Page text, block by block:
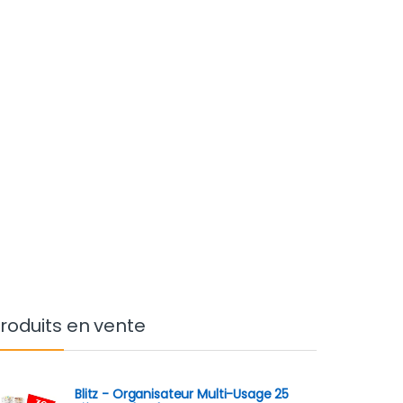
en vente
Blitz - Organisateur Multi-Usage 25